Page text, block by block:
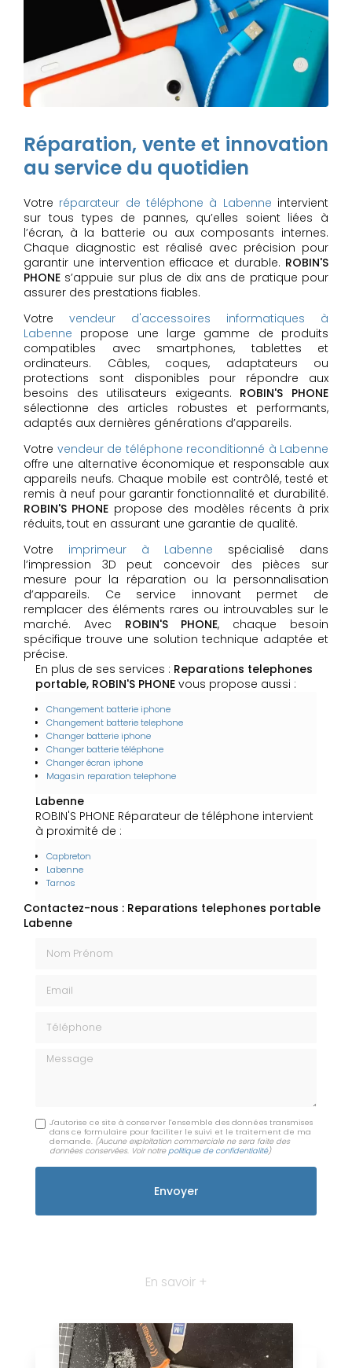
Réparation, vente et innovation
au service du quotidien
Votre réparateur de téléphone à Labenne intervient
sur tous types de pannes, qu’elles soient liées à
l’écran, à la batterie ou aux composants internes.
Chaque diagnostic est réalisé avec précision pour
garantir une intervention efficace et durable. ROBIN'S
PHONE s’appuie sur plus de dix ans de pratique pour
assurer des prestations fiables.
Votre vendeur d'accessoires informatiques à
Labenne propose une large gamme de produits
compatibles avec smartphones, tablettes et
ordinateurs. Câbles, coques, adaptateurs ou
protections sont disponibles pour répondre aux
besoins des utilisateurs exigeants. ROBIN'S PHONE
sélectionne des articles robustes et performants,
adaptés aux dernières générations d’appareils.
Votre vendeur de téléphone reconditionné à Labenne
offre une alternative économique et responsable aux
appareils neufs. Chaque mobile est contrôlé, testé et
remis à neuf pour garantir fonctionnalité et durabilité.
ROBIN'S PHONE propose des modèles récents à prix
réduits, tout en assurant une garantie de qualité.
Votre imprimeur à Labenne spécialisé dans
l’impression 3D peut concevoir des pièces sur
mesure pour la réparation ou la personnalisation
d’appareils. Ce service innovant permet de
remplacer des éléments rares ou introuvables sur le
marché. Avec ROBIN'S PHONE, chaque besoin
spécifique trouve une solution technique adaptée et
précise.
En plus de ses services : Reparations telephones
portable, ROBIN'S PHONE vous propose aussi :
Changement batterie iphone
Changement batterie telephone
Changer batterie iphone
Changer batterie téléphone
Changer écran iphone
Magasin reparation telephone
Labenne
ROBIN'S PHONE Réparateur de téléphone intervient
à proximité de :
Capbreton
Labenne
Tarnos
Contactez-nous : Reparations telephones portable
Labenne
Message
J'autorise ce site à conserver l'ensemble des données transmises
dans ce formulaire pour faciliter le suivi et le traitement de ma
demande. (Aucune exploitation commerciale ne sera faite des
données conservées. Voir notre politique de confidentialité)
En savoir +